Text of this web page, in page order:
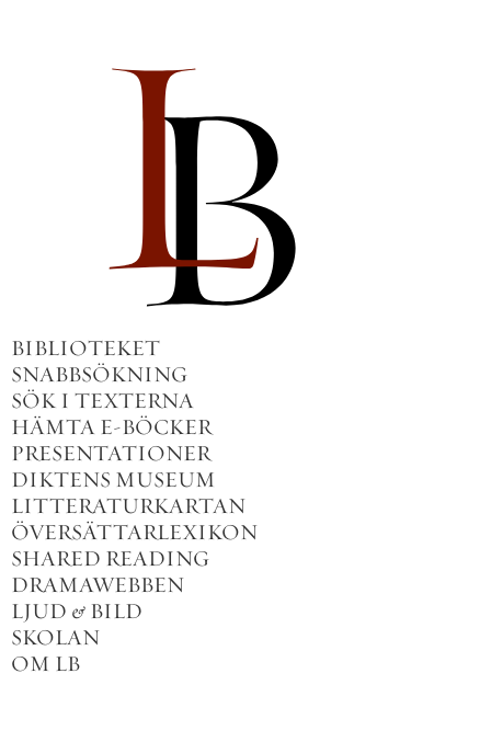
BIBLIOTEKET
SNABBSÖKNING
SÖK I TEXTERNA
HÄMTA E-BÖCKER
PRESENTATIONER
DIKTENS MUSEUM
LITTERATURKARTAN
ÖVERSÄTTARLEXIKON
SHARED READING
DRAMAWEBBEN
LJUD & BILD
SKOLAN
OM LB